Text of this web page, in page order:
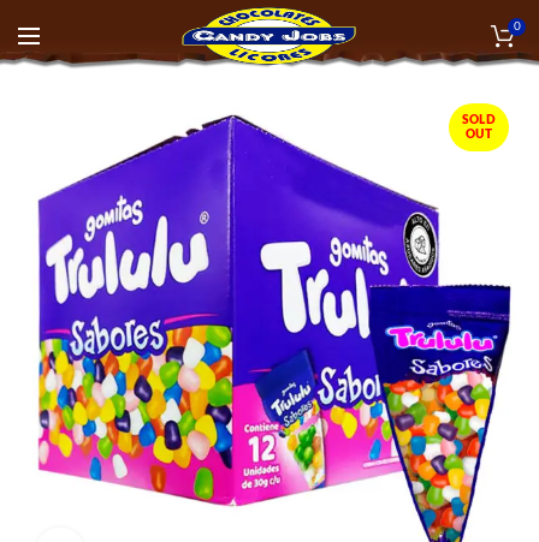
0
SOLD
OUT